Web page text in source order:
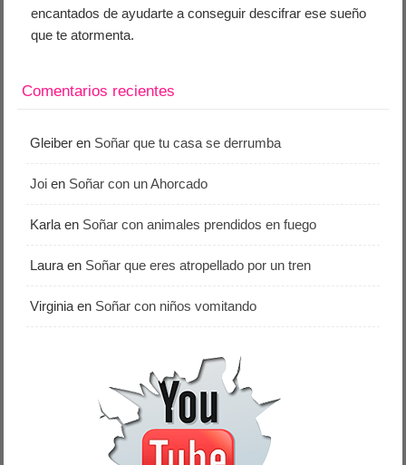
encantados de ayudarte a conseguir descifrar ese sueño
que te atormenta.
Comentarios recientes
Gleiber en Soñar que tu casa se derrumba
Joi en Soñar con un Ahorcado
Karla en Soñar con animales prendidos en fuego
Laura en Soñar que eres atropellado por un tren
Virginia en Soñar con niños vomitando